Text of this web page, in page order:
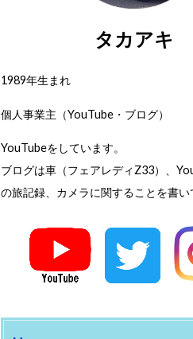
タカアキ
1989年生まれ
個人事業主（YouTube・ブログ）
YouTubeをしています。
ブログは車（フェアレディZ33）、
の旅記録、カメラに関することを書い